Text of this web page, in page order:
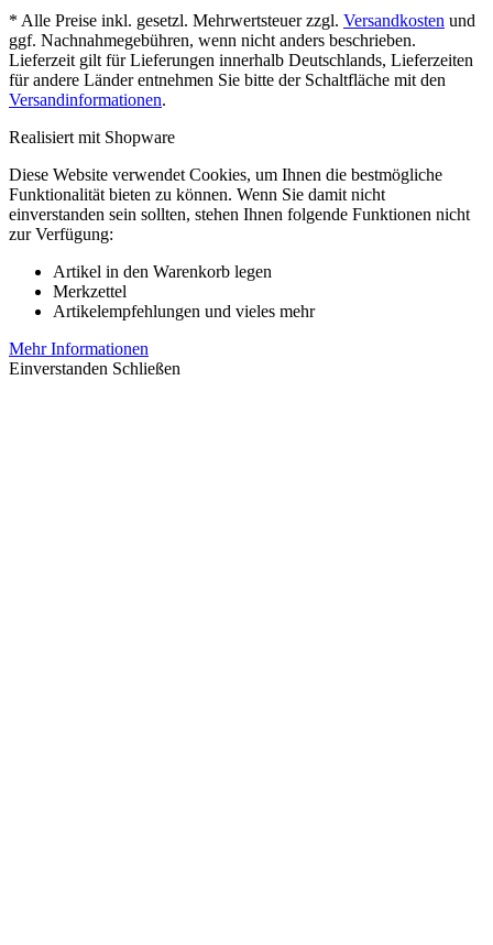
* Alle Preise inkl. gesetzl. Mehrwertsteuer zzgl. Versandkosten und
ggf. Nachnahmegebühren, wenn nicht anders beschrieben.
Lieferzeit gilt für Lieferungen innerhalb Deutschlands, Lieferzeiten
für andere Länder entnehmen Sie bitte der Schaltfläche mit den
Versandinformationen.
Realisiert mit Shopware
Diese Website verwendet Cookies, um Ihnen die bestmögliche
Funktionalität bieten zu können. Wenn Sie damit nicht
einverstanden sein sollten, stehen Ihnen folgende Funktionen nicht
zur Verfügung:
Artikel in den Warenkorb legen
Merkzettel
Artikelempfehlungen und vieles mehr
Mehr Informationen
Einverstanden Schließen